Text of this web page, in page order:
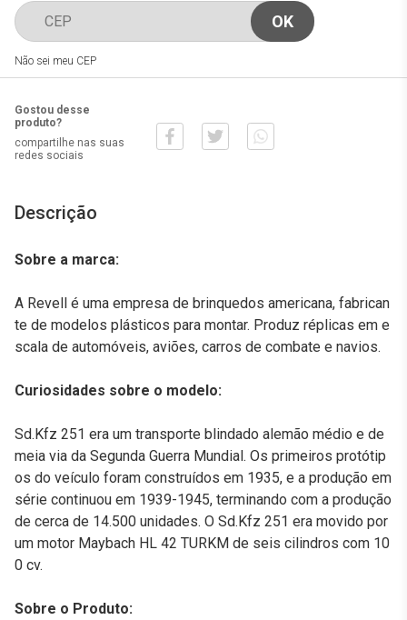
Não sei meu CEP
Gostou desse
produto?
compartilhe nas suas
redes sociais
Descrição
Sobre a marca:
A Revell é uma empresa de brinquedos americana, fabrican
te de modelos plásticos para montar. Produz réplicas em e
scala de automóveis, aviões, carros de combate e navios.
Curiosidades sobre o modelo:
Sd.Kfz 251 era um transporte blindado alemão médio e de
meia via da Segunda Guerra Mundial. Os primeiros protótip
os do veículo foram construídos em 1935, e a produção em
série continuou em 1939-1945, terminando com a produção
de cerca de 14.500 unidades. O Sd.Kfz 251 era movido por
um motor Maybach HL 42 TURKM de seis cilindros com 10
0 cv.
Sobre o Produto: